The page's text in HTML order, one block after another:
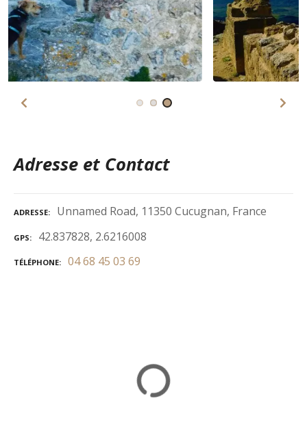
Adresse et Contact
ADRESSE Unnamed Road, 11350 Cucugnan, France
GPS 42.837828, 2.6216008
TÉLÉPHONE 04 68 45 03 69